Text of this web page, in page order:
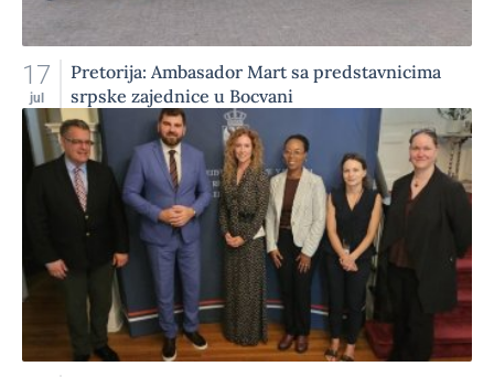
17
jul
Pretorija: Ambasador Mart sa predstavnicima
srpske zajednice u Bocvani